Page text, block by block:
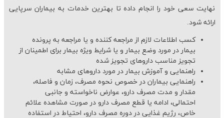
نهایت سعی خود را انجام داده تا بهترین خدمات به بیماران سرپایی
ارائه شود.
کسب اطلاعات لازم از مراجعه کننده و یا مراجعه به پرونده
بیمار در مورد وضع بیمار و یا شرایط ویژه بیمار برای اطمینان از
تجویز مناسب داروهای تجویز شده
راهنمایی و آموزش بیمار در مورد داروهای مشابه
راهنمایی بیماران در خصوص نحوه مصرف، زمان و فاصله،
مقدار و مدت مصرف دارو، عوارض ناخواسته و جانبی
احتمالی، ادامه یا قطع مصرف دارو در صورت مشاهده علائم
خاص، رژیم غذایی در دوره مصرف دارو، احتیاط در استفاده